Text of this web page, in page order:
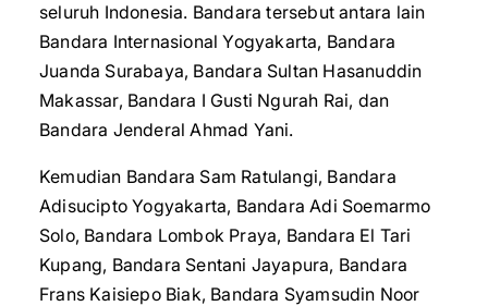
seluruh Indonesia. Bandara tersebut antara lain
Bandara Internasional Yogyakarta, Bandara
Juanda Surabaya, Bandara Sultan Hasanuddin
Makassar, Bandara I Gusti Ngurah Rai, dan
Bandara Jenderal Ahmad Yani.
Kemudian Bandara Sam Ratulangi, Bandara
Adisucipto Yogyakarta, Bandara Adi Soemarmo
Solo, Bandara Lombok Praya, Bandara El Tari
Kupang, Bandara Sentani Jayapura, Bandara
Frans Kaisiepo Biak, Bandara Syamsudin Noor